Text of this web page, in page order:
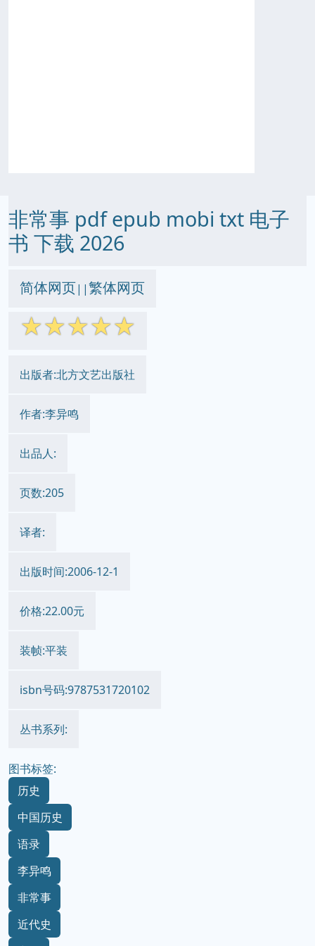
非常事 pdf epub mobi txt 电子
书 下载 2026
简体网页||繁体网页
☆☆☆☆☆
出版者:北方文艺出版社
作者:李异鸣
出品人:
页数:205
译者:
出版时间:2006-12-1
价格:22.00元
装帧:平装
isbn号码:9787531720102
丛书系列:
图书标签:
历史
中国历史
语录
李异鸣
非常事
近代史